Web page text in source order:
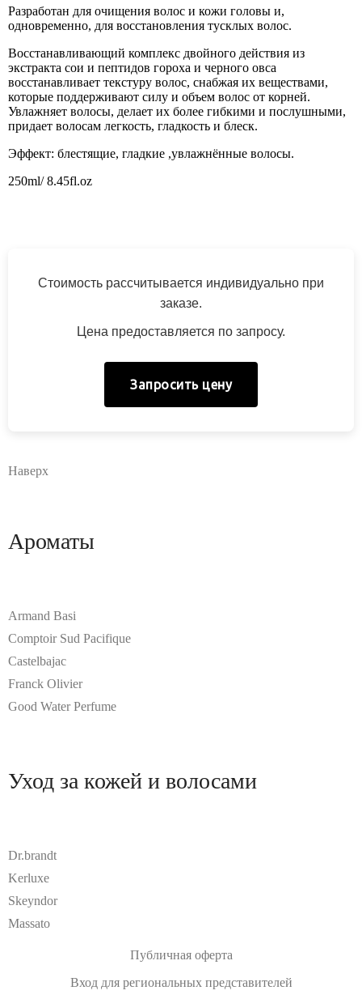
Разработан для очищения волос и кожи головы и,
одновременно, для восстановления тусклых волос.
Восстанавливающий комплекс двойного действия из
экстракта сои и пептидов гороха и черного овса
восстанавливает текстуру волос, снабжая их веществами,
которые поддерживают силу и объем волос от корней.
Увлажняет волосы, делает их более гибкими и послушными,
придает волосам легкость, гладкость и блеск.
Эффект: блестящие, гладкие ,увлажнённые волосы.
250ml/ 8.45fl.oz
Стоимость рассчитывается индивидуально при
заказе.
Цена предоставляется по запросу.
Запросить цену
Наверх
Ароматы
Armand Basi
Comptoir Sud Pacifique
Castelbajac
Franck Olivier
Good Water Perfume
Уход за кожей и волосами
Dr.brandt
Kerluxe
Skeyndor
Massato
Публичная оферта
Вход для региональных представителей